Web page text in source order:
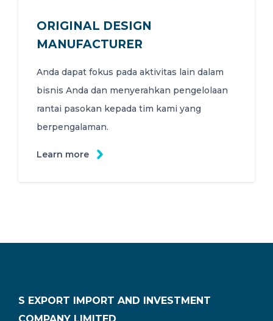
ORIGINAL DESIGN
MANUFACTURER
Anda dapat fokus pada aktivitas lain dalam
bisnis Anda dan menyerahkan pengelolaan
rantai pasokan kepada tim kami yang
berpengalaman.
Learn more
S EXPORT IMPORT AND INVESTMENT